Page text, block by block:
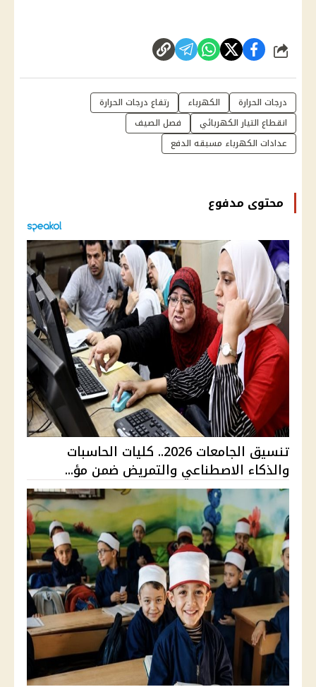
شارك
درجات الحرارة الكهرباء
رتفاع درجات الحرارة
انقطاع التيار الكهربائي
فصل الصيف
عدادات الكهرباء مسبقه الدفع
محتوى مدفوع
تنسيق الجامعات 2026.. كليات الحاسبات
والذكاء الاصطناعي والتمريض ضمن مؤ...